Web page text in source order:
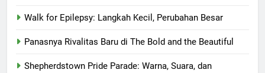
Walk for Epilepsy: Langkah Kecil, Perubahan Besar
Panasnya Rivalitas Baru di The Bold and the Beautiful
Shepherdstown Pride Parade: Warna, Suara, dan